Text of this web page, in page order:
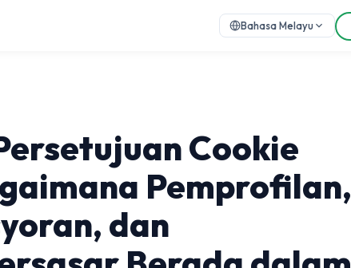
Bahasa Melayu
Cookie
Pemprofilan,
dan